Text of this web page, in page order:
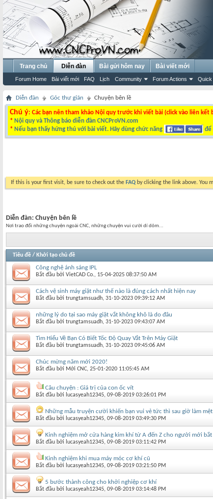
Trang chủ Diễn đàn
Forum Home Bài viết mới FAQ Lịch Community Forum Actions Quick
Bài gửi hôm nay Bài viết mới
Diễn đàn Góc thư giãn Chuyện bên lề
Chú ý: Các bạn nên tham khảo Nội quy trước khi viết bài (click vào liên kết
* Nội quy và Thông báo diễn đàn CNCProVN.com
* Nếu bạn thấy hứng thú với bài viết. Hãy dùng chức năng để
If this is your first visit, be sure to check out the FAQ by clicking the link above. You
Diễn đàn: Chuyện bên lề
Nơi trao đổi những chuyện ngoài CNC, những chuyện vui cười dí dỏm...
Tiêu đề / Khởi tạo chủ đề
Công nghệ ánh sáng IPL
Bắt đầu bởi VietCAD Co.‎, 15-04-2025 08:37:50 AM
Cách vệ sinh máy giặt như thế nào là đúng cách nhất hiện nay
Bắt đầu bởi trungtamsuadh‎, 31-10-2023 09:39:12 AM
những lý do tại sao máy giặt vắt không khô là do đâu
Bắt đầu bởi trungtamsuadh‎, 31-10-2023 09:43:07 AM
Tìm Hiểu Về Bạn Có Biết Tốc Độ Quay Vắt Trên Máy Giặt
Bắt đầu bởi trungtamsuadh‎, 31-10-2023 09:45:06 AM
Chúc mừng năm mới 2020!
Bắt đầu bởi Mới CNC‎, 25-01-2020 11:05:45 AM
Câu chuyện : Giá trị của con ốc vít
Bắt đầu bởi lucasyeah12345‎, 09-08-2019 03:26:01 PM
Những mẫu truyện cười khiến bạn vui vẻ tức thì sau giờ làm
Bắt đầu bởi lucasyeah12345‎, 09-08-2019 03:49:30 PM
Kinh nghiệm mở cửa hàng kim khí từ A đến Z cho người mới bắt
Bắt đầu bởi lucasyeah12345‎, 09-08-2019 03:11:42 PM
Kinh nghiệm khi mua máy móc cơ khí cũ
Bắt đầu bởi lucasyeah12345‎, 09-08-2019 03:21:50 PM
5 bước thành công cho khởi nghiệp cơ khí
Bắt đầu bởi lucasyeah12345‎, 09-08-2019 03:14:48 PM